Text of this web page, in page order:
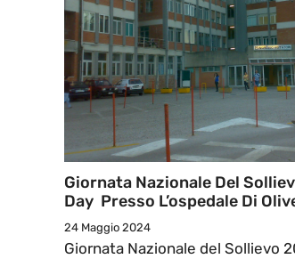
Giornata Nazionale Del
Day Presso L’ospedale Di
24 Maggio 2024
Giornata Nazionale del Sollievo